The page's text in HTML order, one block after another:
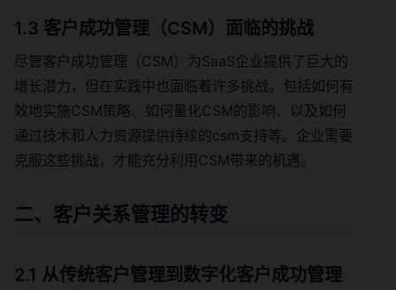
1.3 客户成功管理（CSM）面临的挑战
尽管客户成功管理（CSM）为SaaS企业提供了巨大的
增长潜力，但在实践中也面临着许多挑战。包括如何有
效地实施CSM策略、如何量化CSM的影响、以及如何
通过技术和人力资源提供持续的csm支持等。企业需要
克服这些挑战，才能充分利用CSM带来的机遇。
二、客户关系管理的转变
2.1 从传统客户管理到数字化客户成功管理